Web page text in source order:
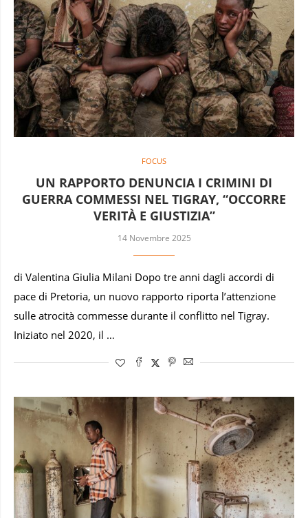
FOCUS
UN RAPPORTO DENUNCIA I CRIMINI DI
GUERRA COMMESSI NEL TIGRAY, “OCCORRE
VERITÀ E GIUSTIZIA”
14 Novembre 2025
di Valentina Giulia Milani Dopo tre anni dagli accordi di
pace di Pretoria, un nuovo rapporto riporta l’attenzione
sulle atrocità commesse durante il conflitto nel Tigray.
Iniziato nel 2020, il …